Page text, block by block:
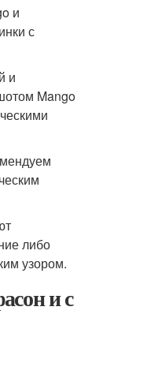
и
с
и
Mango
либо
узором.
и с